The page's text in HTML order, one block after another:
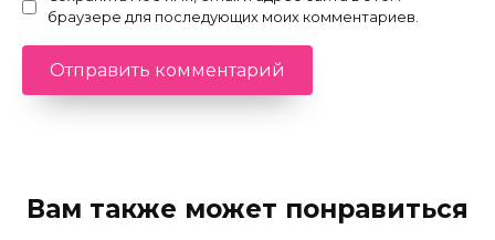
браузере для последующих моих комментариев.
Вам также может понравиться